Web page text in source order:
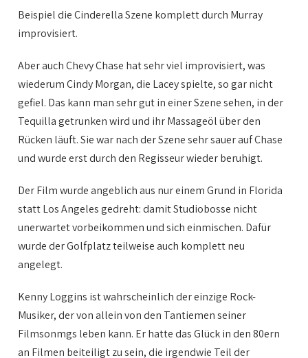
Beispiel die Cinderella Szene komplett durch Murray
improvisiert.
Aber auch Chevy Chase hat sehr viel improvisiert, was
wiederum Cindy Morgan, die Lacey spielte, so gar nicht
gefiel. Das kann man sehr gut in einer Szene sehen, in der
Tequilla getrunken wird und ihr Massageöl über den
Rücken läuft. Sie war nach der Szene sehr sauer auf Chase
und wurde erst durch den Regisseur wieder beruhigt.
Der Film wurde angeblich aus nur einem Grund in Florida
statt Los Angeles gedreht: damit Studiobosse nicht
unerwartet vorbeikommen und sich einmischen. Dafür
wurde der Golfplatz teilweise auch komplett neu
angelegt.
Kenny Loggins ist wahrscheinlich der einzige Rock-
Musiker, der von allein von den Tantiemen seiner
Filmsonmgs leben kann. Er hatte das Glück in den 80ern
an Filmen beiteiligt zu sein, die irgendwie Teil der